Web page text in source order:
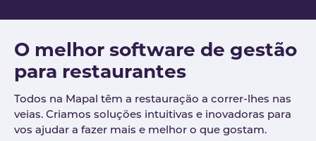
O melhor software de gestão
para restaurantes
Todos na Mapal têm a restauração a correr-lhes nas
veias. Criamos soluções intuitivas e inovadoras para
vos ajudar a fazer mais e melhor o que gostam.